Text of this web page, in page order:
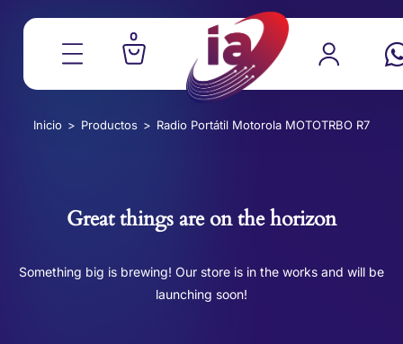
0
Inicio > Productos > Radio Portátil Motorola MOTOTRBO R7
Great things are on the horizon
Something big is brewing! Our store is in the works and will be
launching soon!